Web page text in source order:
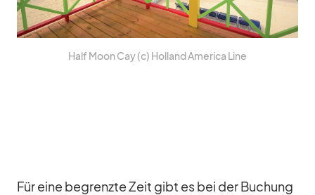
Half Moon Cay (c) Hol­land Ame­rica Line
Für eine be­grenzte Zeit gibt es bei der Bu­chung